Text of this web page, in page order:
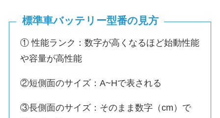
標準車バッテリー型番の見方
① 性能ランク：数字が高くなるほど始動性能
や容量が高性能
②短側面のサイズ：A~Hで表される
③長側面のサイズ：そのまま数字（cm）で